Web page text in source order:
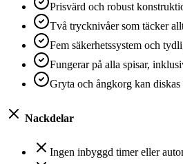
Prisvärd och robust
Två trycknivåer som täcker
Fem säkerhetssystem och
Fungerar på alla spisar,
Gryta och ångkorg kan
Nackdelar
Ingen inbyggd timer eller